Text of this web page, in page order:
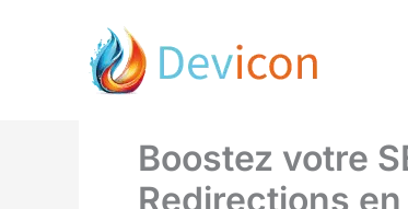
Boostez votre
Redirections